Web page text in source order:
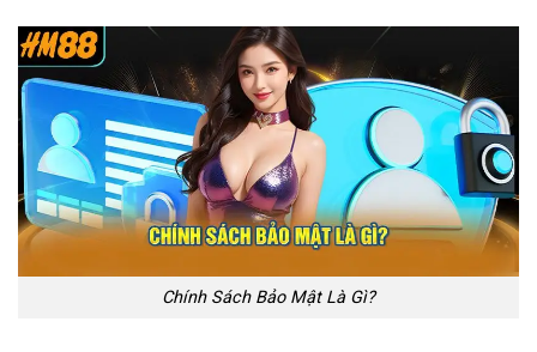
Chính Sách Bảo Mật Là Gì?